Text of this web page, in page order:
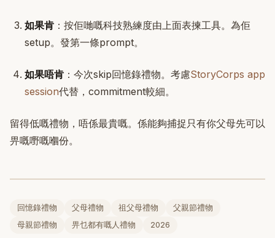
如果肯 ：按佢哋嘅科技熟練度由上面表揀工具。為佢
setup。發第一條prompt。
如果唔肯 ：今次skip回憶錄禮物。考慮StoryCorps app
session代替，commitment較細。
留得低嘅禮物，唔係最貴嘅。係能夠捕捉只有你父母先可以
畀嘅嘢嘅嗰份。
回憶錄禮物 父母禮物 祖父母禮物
父親節禮物
母親節禮物
畀乜都有嘅人禮物 2026